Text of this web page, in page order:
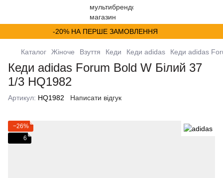
-20% НА ПЕРШЕ ЗАМОВЛЕННЯ
Каталог Жіноче Взуття Кеди Кеди adidas Кеди adidas
Кеди adidas Forum Bold W Білий 37
1/3 HQ1982
Артикул: HQ1982 Написати відгук
−26%
6